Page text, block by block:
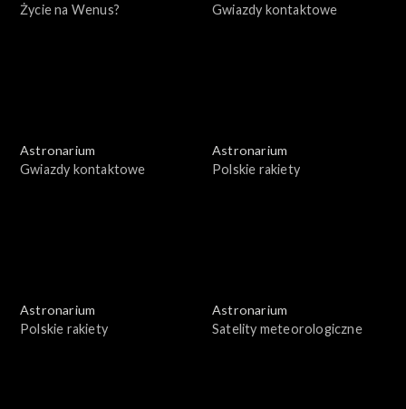
Życie na Wenus?
Gwiazdy kontaktowe
Astronarium
Gwiazdy kontaktowe
Astronarium
Polskie rakiety
Astronarium
Polskie rakiety
Astronarium
Satelity meteorologiczne